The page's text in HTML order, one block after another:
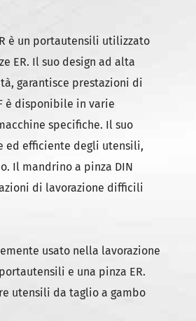
è un portautensili utilizzato
ER. Il suo design ad alta
garantisce prestazioni di
è disponibile in varie
specifiche. Il suo
ed efficiente degli utensili,
Il mandrino a pinza DIN
di lavorazione difficili
usato nella lavorazione
e una pinza ER.
utensili da taglio a gambo